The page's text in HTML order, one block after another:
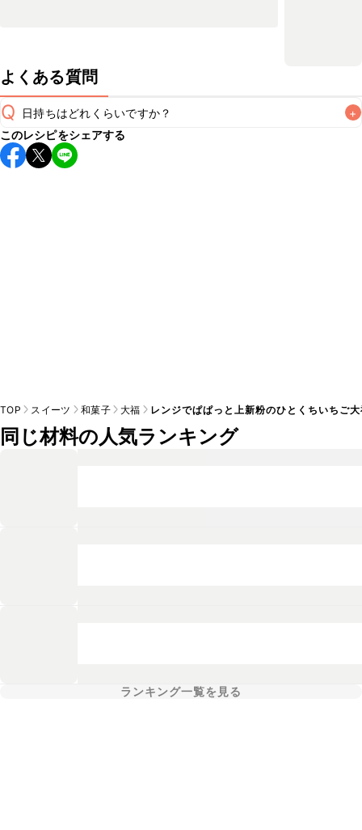
よくある質問
Q 日持ちはどれくらいですか？ +
保存期間は冷蔵で当日中が目安です。なるべくお早めにお召
し上がりください。
このレシピをシェアする
TOP スイーツ 和菓子 大福 レンジでぱぱっと上新粉のひとくちいちご
同じ材料の人気ランキング
ランキング一覧を見る